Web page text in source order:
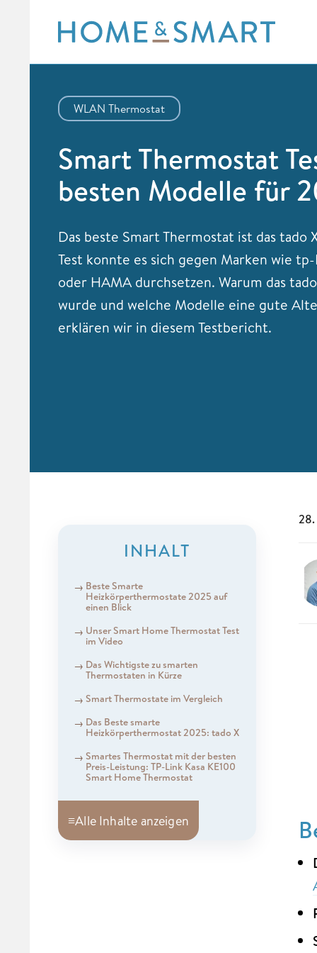
content
WLAN Thermostat
Smart Thermostat
besten Modelle für
Das beste Smart Thermostat ist das tado
Test konnte es sich gegen Marken wie
oder HAMA durchsetzen. Warum das
wurde und welche Modelle eine gute
erklären wir in diesem Testbericht.
INHALT
Beste Smarte
Heizkörperthermostate 2025 auf
einen Blick
Unser Smart Home Thermostat Test
im Video
Das Wichtigste zu smarten
Thermostaten in Kürze
Smart Thermostate im Vergleich
Das Beste smarte
Heizkörperthermostat 2025: tado X
Smartes Thermostat mit der besten
Preis-Leistung: TP-Link Kasa KE100
Smart Home Thermostat
≡Alle Inhalte anzeigen